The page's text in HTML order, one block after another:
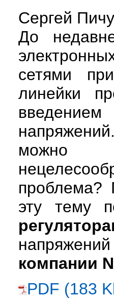
Сергей
До
сетями
линейки
можно
проблема?
эту тему
компании
PDF (183